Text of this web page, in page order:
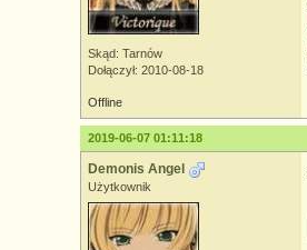
Skąd: Tarnów
Dołączył: 2010-08-18
Offline
2019-06-07 01:11:18
Demonis Angel
Użytkownik